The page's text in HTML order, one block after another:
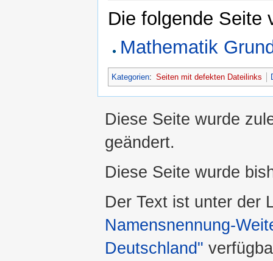
Die folgende Seite
Mathematik
Kategorien: Seiten mit defekten Dateilinks
Diese Seite wurde
geändert.
Diese Seite wurde
Der Text ist unter der
Namensnennung-
Deutschland"